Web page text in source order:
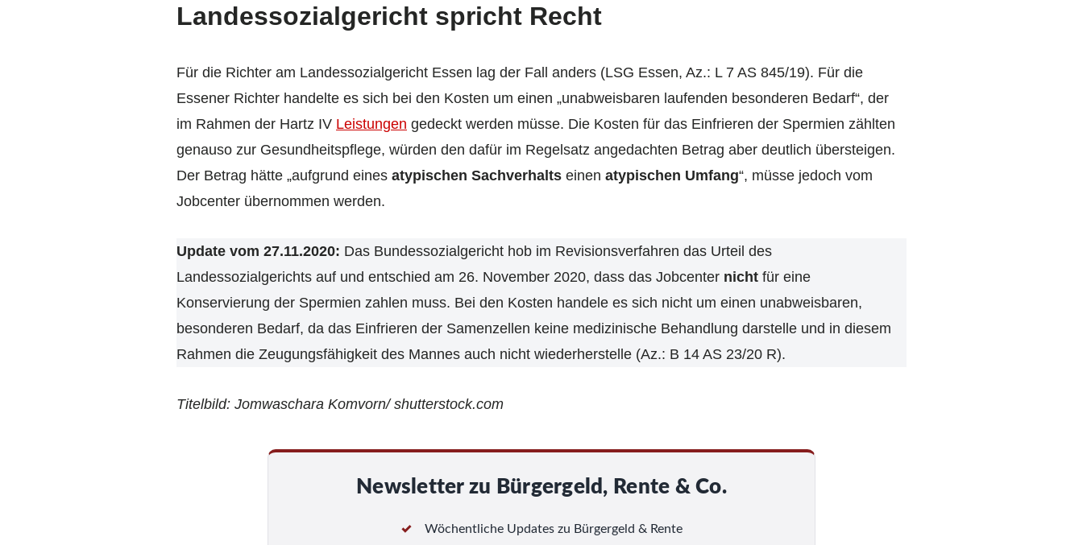
Landessozialgericht spricht Recht
Für die Richter am Landessozialgericht Essen lag der Fall anders (LSG Essen, Az.: L 7 AS 845/19). Für die
Essener Richter handelte es sich bei den Kosten um einen „unab­weisbaren laufenden besonderen Bedarf“, der
im Rahmen der Hartz IV Leistungen gedeckt werden müsse. Die Kosten für das Einfrieren der Spermien zählten
genauso zur Gesundheitspflege, würden den dafür im Regelsatz angedachten Betrag aber deutlich übersteigen.
Der Betrag hätte „aufgrund eines atypischen Sachverhalts einen atypischen Umfang“, müsse jedoch vom
Jobcenter übernommen werden.
Update vom 27.11.2020: Das Bundessozialgericht hob im Revisionsverfahren das Urteil des
Landessozialgerichts auf und entschied am 26. November 2020, dass das Jobcenter nicht für eine
Konservierung der Spermien zahlen muss. Bei den Kosten handele es sich nicht um einen unabweisbaren,
besonderen Bedarf, da das Einfrieren der Samenzellen keine medizinische Behandlung darstelle und in diesem
Rahmen die Zeugungsfähigkeit des Mannes auch nicht wiederherstelle (Az.: B 14 AS 23/20 R).
Titelbild: Jomwaschara Komvorn/ shutterstock.com
Newsletter zu Bürgergeld, Rente & Co.
Wöchentliche Updates zu Bürgergeld & Rente